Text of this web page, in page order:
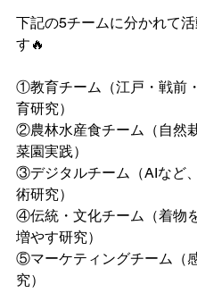
下記の5チームに分かれて活
す🔥
①教育チーム（江戸・戦前
育研究）
②農林水産食チーム（自然
菜園実践）
③デジタルチーム（AIなど
術研究）
④伝統・文化チーム（着物
増やす研究）
⑤マーケティングチーム（
究）